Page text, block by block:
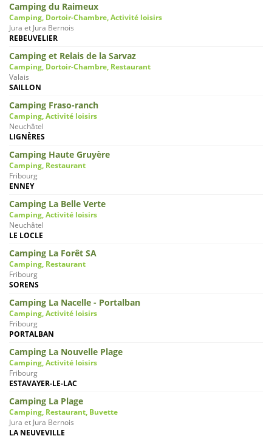
Camping du Raimeux
Camping, Dortoir-Chambre, Activité loisirs
Jura et Jura Bernois
REBEUVELIER
Camping et Relais de la Sarvaz
Camping, Dortoir-Chambre, Restaurant
Valais
SAILLON
Camping Fraso-ranch
Camping, Activité loisirs
Neuchâtel
LIGNÈRES
Camping Haute Gruyère
Camping, Restaurant
Fribourg
ENNEY
Camping La Belle Verte
Camping, Activité loisirs
Neuchâtel
LE LOCLE
Camping La Forêt SA
Camping, Restaurant
Fribourg
SORENS
Camping La Nacelle - Portalban
Camping, Activité loisirs
Fribourg
PORTALBAN
Camping La Nouvelle Plage
Camping, Activité loisirs
Fribourg
ESTAVAYER-LE-LAC
Camping La Plage
Camping, Restaurant, Buvette
Jura et Jura Bernois
LA NEUVEVILLE